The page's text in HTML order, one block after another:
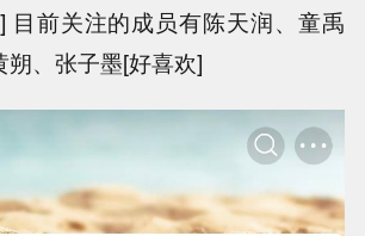
目前关注的成员有陈天润、童禹
、张子墨[好喜欢]